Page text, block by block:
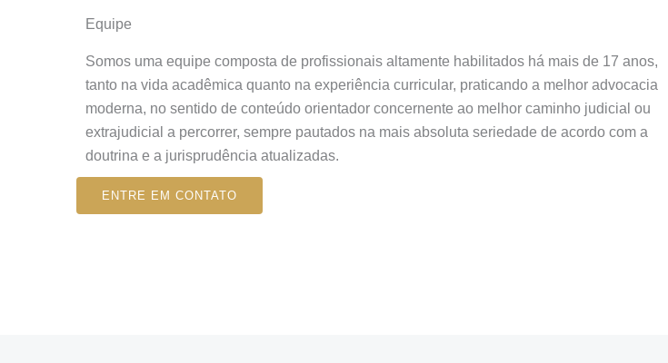
Equipe
Somos uma equipe composta de profissionais altamente habilitados há mais de 17 anos,
tanto na vida acadêmica quanto na experiência curricular, praticando a melhor advocacia
moderna, no sentido de conteúdo orientador concernente ao melhor caminho judicial ou
extrajudicial a percorrer, sempre pautados na mais absoluta seriedade de acordo com a
doutrina e a jurisprudência atualizadas.
ENTRE EM CONTATO